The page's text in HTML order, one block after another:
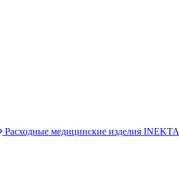
Расходные медицинские изделия INEKTA